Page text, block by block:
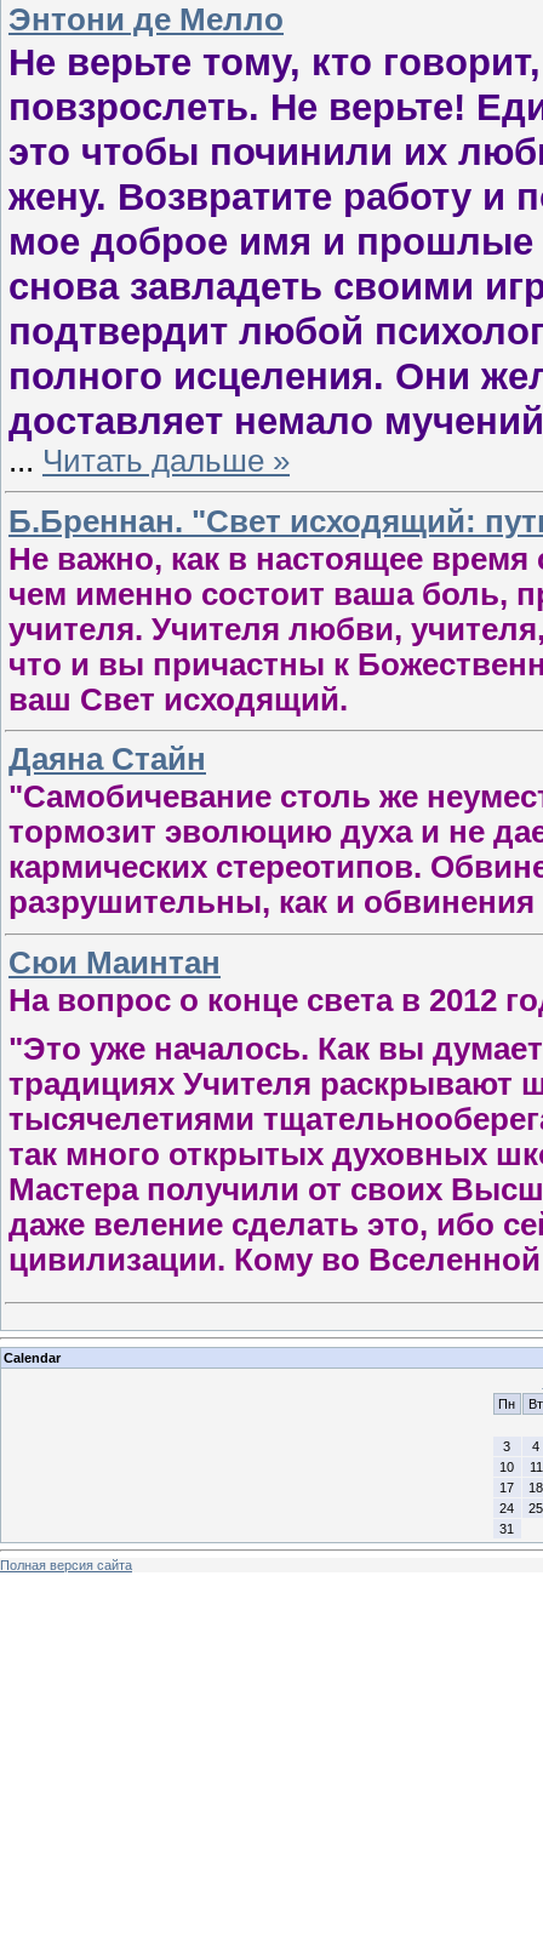
Энтони де Мелло
Не верьте тому, кто
повзрослеть. Не верьте!
это чтобы починили их
жену. Возвратите работу и
мое доброе имя и прошлые
снова завладеть своими
подтвердит любой
полного исцеления. Они
доставляет немало
... Читать дальше »
Б.Бреннан. "Свет исходящий:
Не важно, как в настоящее
чем именно состоит ваша боль,
учителя. Учителя любви,
что и вы причастны к
ваш Свет исходящий.
Даяна Стайн
"Самобичевание столь же
тормозит эволюцию духа и не
кармических стереотипов.
разрушительны, как и
Сюи Маинтан
На вопрос о конце света в 2012
"Это уже началось. Как вы
традициях Учителя раскрывают
тысячелетиями
так много открытых духовных
Мастера получили от своих
даже веление сделать это, ибо
цивилизации. Кому во
Calendar
Пн
Вт
3
4
10
11
17
18
24
25
31
Полная версия сайта